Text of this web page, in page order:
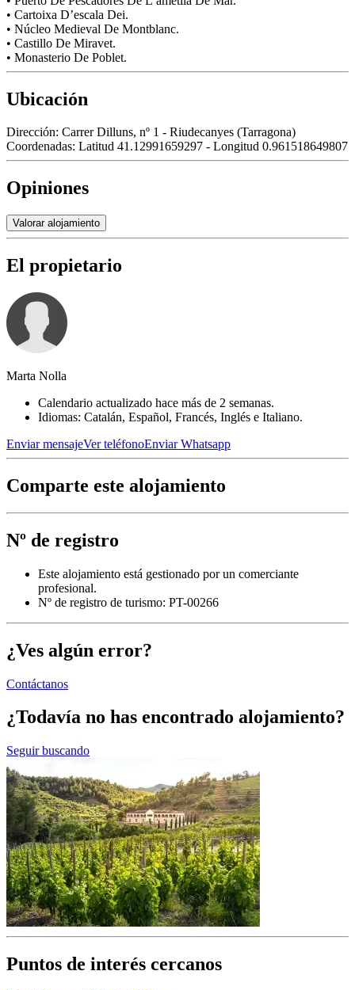
• Cartoixa D’escala Dei.
• Núcleo Medieval De Montblanc.
• Castillo De Miravet.
• Monasterio De Poblet.
Ubicación
Dirección: Carrer Dilluns, nº 1 - Riudecanyes (Tarragona)
Coordenadas: Latitud 41.12991659297 - Longitud 0.961518649807
Opiniones
Valorar alojamiento
El propietario
Marta Nolla
Calendario actualizado hace más de 2 semanas.
Idiomas: Catalán, Español, Francés, Inglés e Italiano.
Enviar mensajeVer teléfonoEnviar Whatsapp
Comparte este alojamiento
Nº de registro
Este alojamiento está gestionado por un comerciante
profesional.
Nº de registro de turismo: PT-00266
¿Ves algún error?
Contáctanos
¿Todavía no has encontrado alojamiento?
Seguir buscando
Puntos de interés cercanos